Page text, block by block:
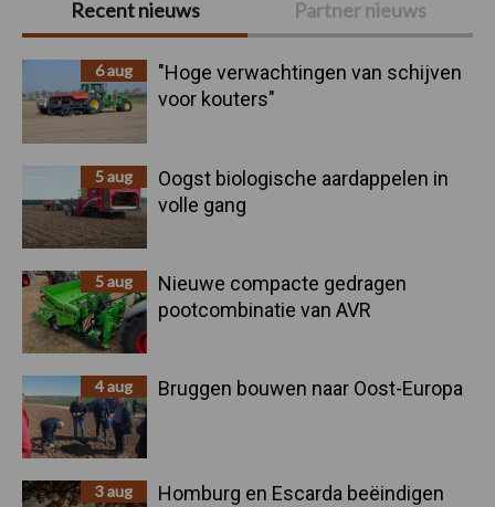
Sidebar
Recent nieuws Partner nieuws
6 aug
"Hoge verwachtingen van schijven
voor kouters"
5 aug
Oogst biologische aardappelen in
volle gang
5 aug
Nieuwe compacte gedragen
pootcombinatie van AVR
4 aug Bruggen bouwen naar Oost-Europa
3 aug
Homburg en Escarda beëindigen